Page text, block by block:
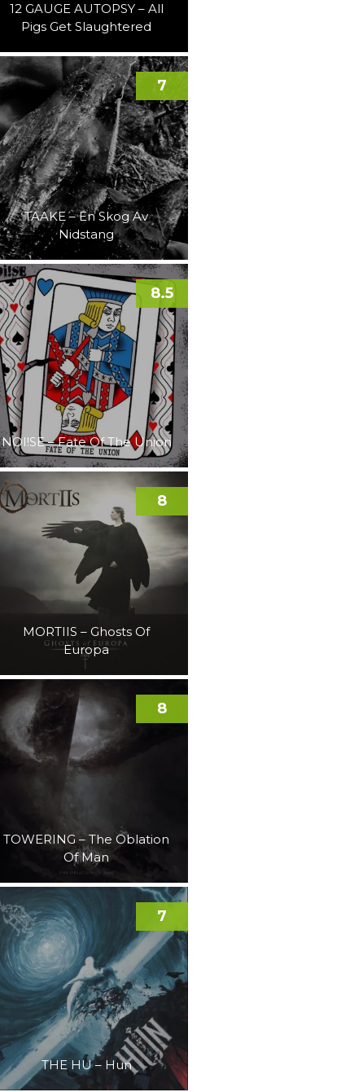
12 GAUGE AUTOPSY – All
Pigs Get Slaughtered
TAAKE – En Skog Av
Nidstang
7
NOI!SE – Fate Of The Union
8.5
MORTIIS – Ghosts Of
Europa
8
TOWERING – The Oblation
Of Man
8
THE HU – Hun
7